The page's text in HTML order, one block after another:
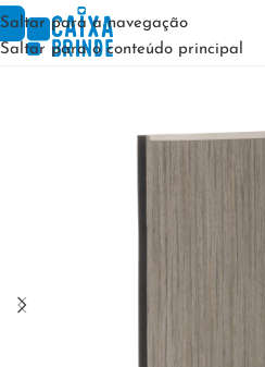
Saltar para a navegação
Saltar para o conteúdo principal